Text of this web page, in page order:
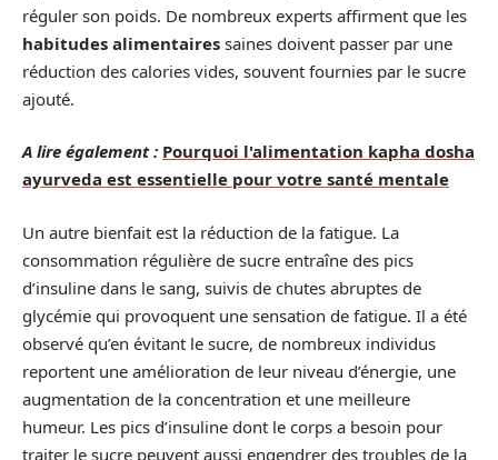
réguler son poids. De nombreux experts affirment que les
habitudes alimentaires saines doivent passer par une
réduction des calories vides, souvent fournies par le sucre
ajouté.
A lire également : Pourquoi l'alimentation kapha dosha
ayurveda est essentielle pour votre santé mentale
Un autre bienfait est la réduction de la fatigue. La
consommation régulière de sucre entraîne des pics
d’insuline dans le sang, suivis de chutes abruptes de
glycémie qui provoquent une sensation de fatigue. Il a été
observé qu’en évitant le sucre, de nombreux individus
reportent une amélioration de leur niveau d’énergie, une
augmentation de la concentration et une meilleure
humeur. Les pics d’insuline dont le corps a besoin pour
traiter le sucre peuvent aussi engendrer des troubles de la